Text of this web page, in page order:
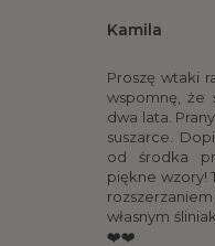
Kamila
Proszę wtaki
wspomnę, że
dwa lata.
suszarce.
od środka
piękne wzory!
własnym
❤️❤️